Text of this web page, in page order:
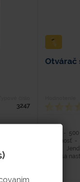
3247
-
Otvárač
Dĺžka -
Hmotnosť
sudov.
Môže sa